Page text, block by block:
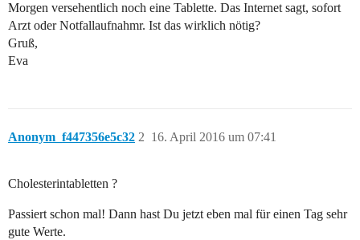
Morgen versehentlich noch eine Tablette. Das Internet sagt, sofort
Arzt oder Notfallaufnahmr. Ist das wirklich nötig?
Gruß,
Eva
Anonym_f447356e5c32 16. April 2016 um 07:41
2
Cholesterintabletten ?
Passiert schon mal! Dann hast Du jetzt eben mal für einen Tag sehr
gute Werte.